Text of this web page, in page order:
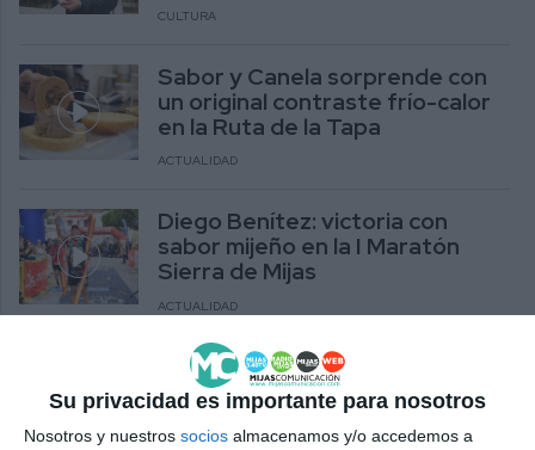
Su privacidad es importante para nosotros
Nosotros y nuestros socios almacenamos y/o accedemos a
CULTURA
Sabor y Canela sorprende con
un original contraste frío-calor
en la Ruta de la Tapa
ACTUALIDAD
Diego Benítez: victoria con
sabor mijeño en la I Maratón
Sierra de Mijas
ACTUALIDAD
Mijas prueba y valora los
mejores quesos de cabra de la
provincia de Málaga